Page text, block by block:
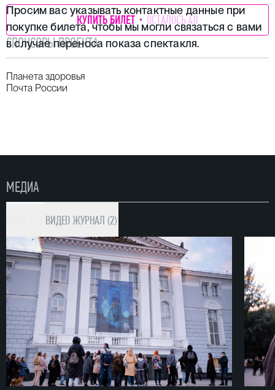
Просим вас указывать контактные данные при
покупке билета, чтобы мы могли связаться с вами
в случае переноса показа спектакля.
КУПИТЬ БИЛЕТ ОСТАЛОСЬ 40
СПОНСОРЫ ПРОЕКТА
Планета здоровья
Почта России
МЕДИА
ВИДЕОЖУРНАЛ (2)